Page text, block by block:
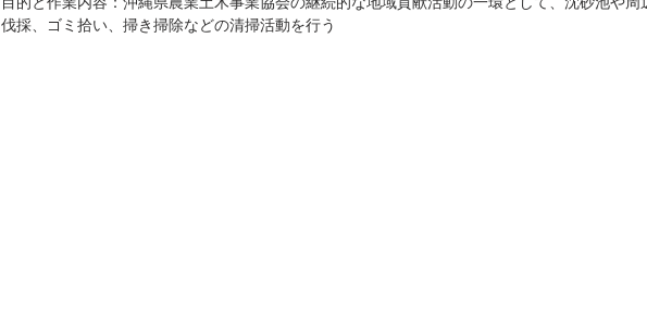
伐採、ゴミ拾い、掃き掃除などの清掃活動を行う